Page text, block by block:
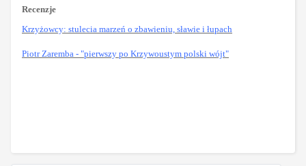
Recenzje
Krzyżowcy: stulecia marzeń o zbawieniu, sławie i łupach
Piotr Zaremba - "pierwszy po Krzywoustym polski wójt"